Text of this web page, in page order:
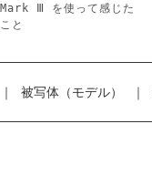
Mark Ⅲ を使って感じた
こと
被写体（モデル）